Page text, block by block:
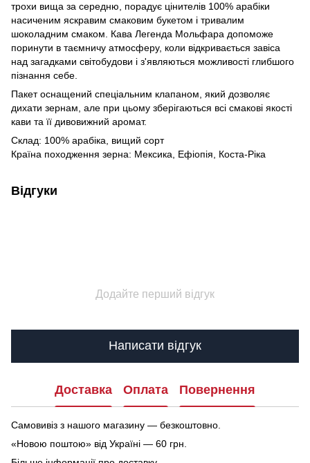
трохи вища за середню, порадує цінителів 100% арабіки
насиченим яскравим смаковим букетом і тривалим
шоколадним смаком. Кава Легенда Мольфара допоможе
поринути в таємничу атмосферу, коли відкривається завіса
над загадками світобудови і з'являються можливості глибшого
пізнання себе.
Пакет оснащений спеціальним клапаном, який дозволяє
дихати зернам, але при цьому зберігаються всі смакові якості
кави та її дивовижний аромат.
Склад: 100% арабіка, вищий сорт
Країна походження зерна: Мексика, Ефіопія, Коста-Ріка
Відгуки
Додайте перший відгук
Написати відгук
Доставка Оплата Повернення
Самовивіз з нашого магазину — безкоштовно.
«Новою поштою» від Україні — 60 грн.